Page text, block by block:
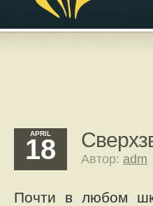
APRIL
18 Автор: adm
Почти в любом